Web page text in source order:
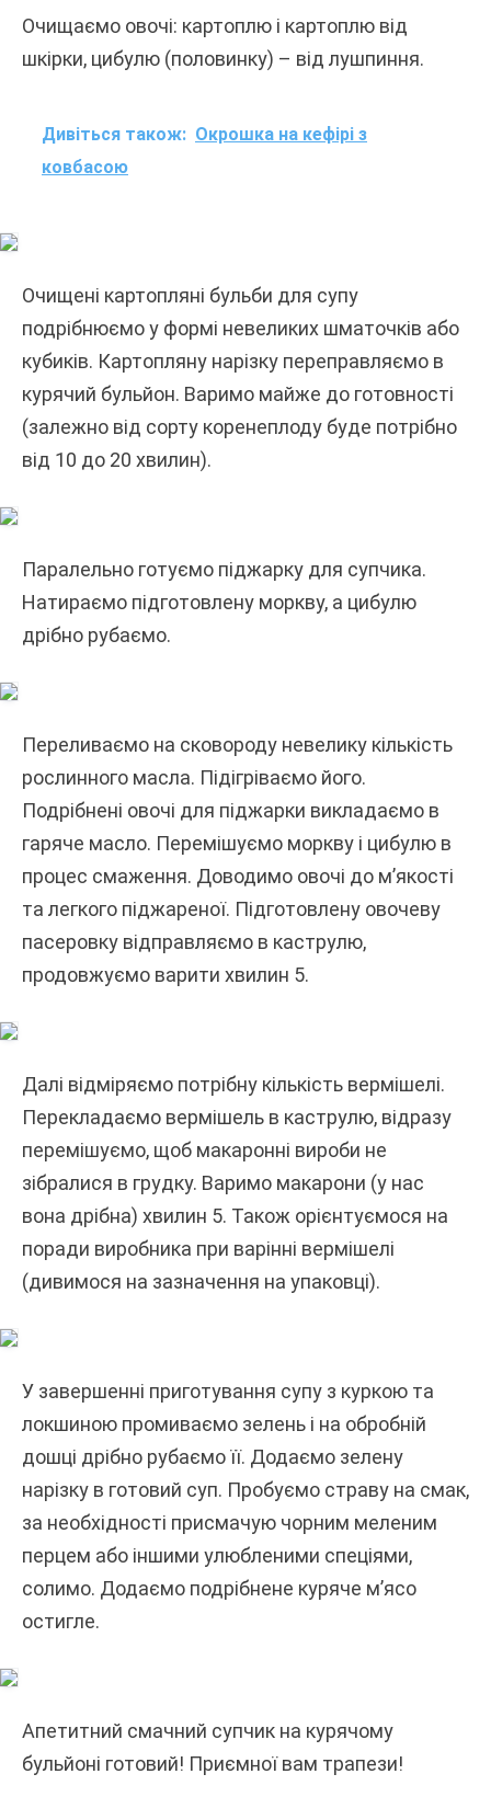
Очищаємо овочі: картоплю і картоплю від
шкірки, цибулю (половинку) – від лушпиння.
Дивіться також: Окрошка на кефірі з
ковбасою
Очищені картопляні бульби для супу
подрібнюємо у формі невеликих шматочків або
кубиків. Картопляну нарізку переправляємо в
курячий бульйон. Варимо майже до готовності
(залежно від сорту коренеплоду буде потрібно
від 10 до 20 хвилин).
Паралельно готуємо піджарку для супчика.
Натираємо підготовлену моркву, а цибулю
дрібно рубаємо.
Переливаємо на сковороду невелику кількість
рослинного масла. Підігріваємо його.
Подрібнені овочі для піджарки викладаємо в
гаряче масло. Перемішуємо моркву і цибулю в
процес смаження. Доводимо овочі до м’якості
та легкого піджареної. Підготовлену овочеву
пасеровку відправляємо в каструлю,
продовжуємо варити хвилин 5.
Далі відміряємо потрібну кількість вермішелі.
Перекладаємо вермішель в каструлю, відразу
перемішуємо, щоб макаронні вироби не
зібралися в грудку. Варимо макарони (у нас
вона дрібна) хвилин 5. Також орієнтуємося на
поради виробника при варінні вермішелі
(дивимося на зазначення на упаковці).
У завершенні приготування супу з куркою та
локшиною промиваємо зелень і на обробній
дошці дрібно рубаємо її. Додаємо зелену
нарізку в готовий суп. Пробуємо страву на смак,
за необхідності присмачую чорним меленим
перцем або іншими улюбленими спеціями,
солимо. Додаємо подрібнене куряче м’ясо
остигле.
Апетитний смачний супчик на курячому
бульйоні готовий! Приємної вам трапези!